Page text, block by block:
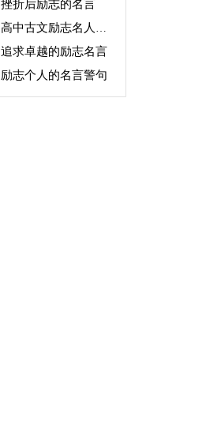
挫折后励志的名言
高中古文励志名人名言
追求卓越的励志名言
励志个人的名言警句